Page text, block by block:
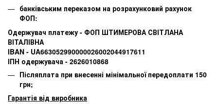
банківським переказом на розрахунковий рахунок
ФОП:
Одержувач платежу - ФОП ШТИМЕРОВА СВІТЛАНА
ВІТАЛІВНА
IBAN - UA663052990000026002044917611
ІПН одержувача - 2626010868
Післяплата при внесенні мінімальної передоплати 150
грн;
Гарантія від виробника